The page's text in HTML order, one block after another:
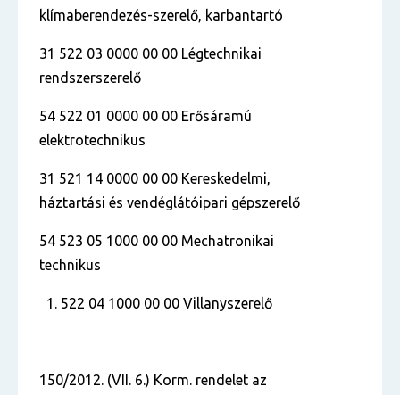
klímaberendezés-szerelő, karbantartó
31 522 03 0000 00 00 Légtechnikai
rendszerszerelő
54 522 01 0000 00 00 Erősáramú
elektrotechnikus
31 521 14 0000 00 00 Kereskedelmi,
háztartási és vendéglátóipari gépszerelő
54 523 05 1000 00 00 Mechatronikai
technikus
522 04 1000 00 00 Villanyszerelő
150/2012. (VII. 6.) Korm. rendelet az